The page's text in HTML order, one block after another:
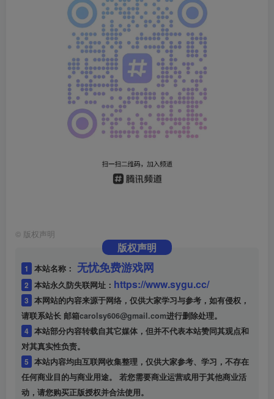
© 版权声明
版权声明
1 本站名称： 无忧免费游戏网
2 本站永久防失联网址： https://www.sygu.cc/
3 本网站的内容来源于网络，仅供大家学习与参考，如有侵权，
请联系站长 邮箱carolsy606@gmail.com进行删除处理。
4 本站部分内容转载自其它媒体，但并不代表本站赞同其观点和
对其真实性负责。
5
任何商业目的与商业用途。 若您需要商业运营或用于其他商业活
动，请您购买正版授权并合法使用。